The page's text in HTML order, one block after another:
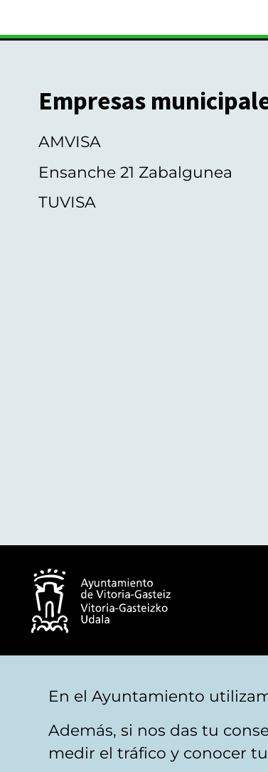
Empresas
AMVISA
Ensanche 21 Zabalgunea
TUVISA
Aviso legal Privacidad Politica de
En el Ayuntamiento
Además, si nos das tu
medir el tráfico y conocer